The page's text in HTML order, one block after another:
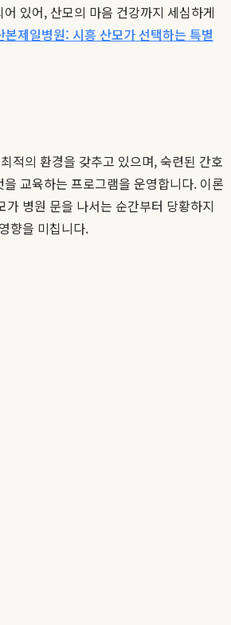
있어, 산모의 마음 건강까지 세심하게
본제일병원: 시흥 산모가 선택하는 특별
적의 환경을 갖추고 있으며, 숙련된 간호
교육하는 프로그램을 운영합니다. 이론
가 병원 문을 나서는 순간부터 당황하지
향을 미칩니다.